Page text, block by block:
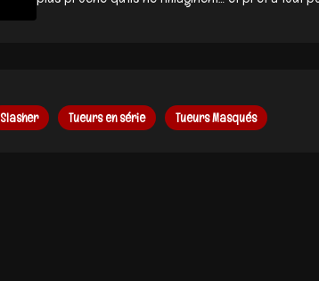
Slasher Tueurs en série Tueurs Masqués